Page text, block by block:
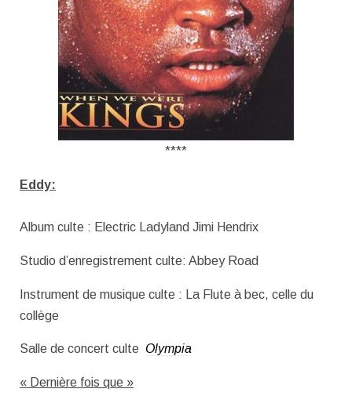
****
Eddy:
Album culte : Electric Ladyland Jimi Hendrix
Studio d’enregistrement culte: Abbey Road
Instrument de musique culte : La Flute à bec, celle du
collège
Salle de concert culte Olympia
« Dernière fois que »